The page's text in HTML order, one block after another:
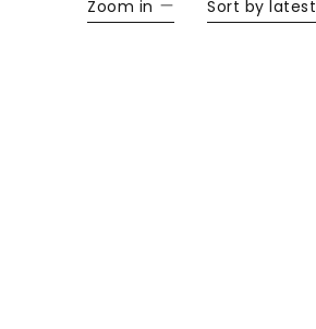
Sort by latest
Zoom in